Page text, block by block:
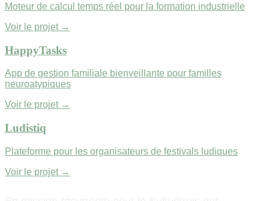
Moteur de calcul temps réel pour la formation industrielle
Voir le projet →
HappyTasks
App de gestion familiale bienveillante pour familles
neuroatypiques
Voir le projet →
Ludistiq
Plateforme pour les organisateurs de festivals ludiques
Voir le projet →